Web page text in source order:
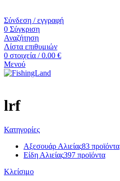
Σύνδεση / εγγραφή
0 Σύγκριση
Αναζήτηση
Λίστα επιθυμιών
0 στοιχεία / 0.00 €
Μενού
lrf
Κατηγορίες
Αξεσουάρ Αλιείας83 προϊόντα
Είδη Αλιείας397 προϊόντα
Κλείσιμο